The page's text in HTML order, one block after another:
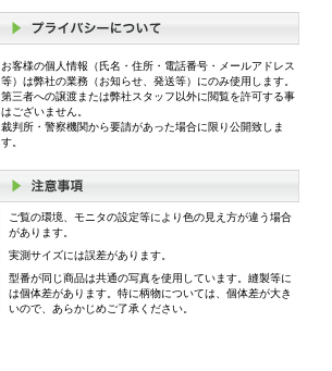
お客様の個人情報（氏名・住所・電話番号・メールアドレス
等）は弊社の業務（お知らせ、発送等）にのみ使用します。
第三者への譲渡または弊社スタッフ以外に閲覧を許可する事
はございません。
裁判所・警察機関から要請があった場合に限り公開致しま
す。
ご覧の環境、モニタの設定等により色の見え方が違う場合
があります。
実測サイズには誤差があります。
型番が同じ商品は共通の写真を使用しています。縫製等に
は個体差があります。特に柄物については、個体差が大き
いので、あらかじめご了承ください。